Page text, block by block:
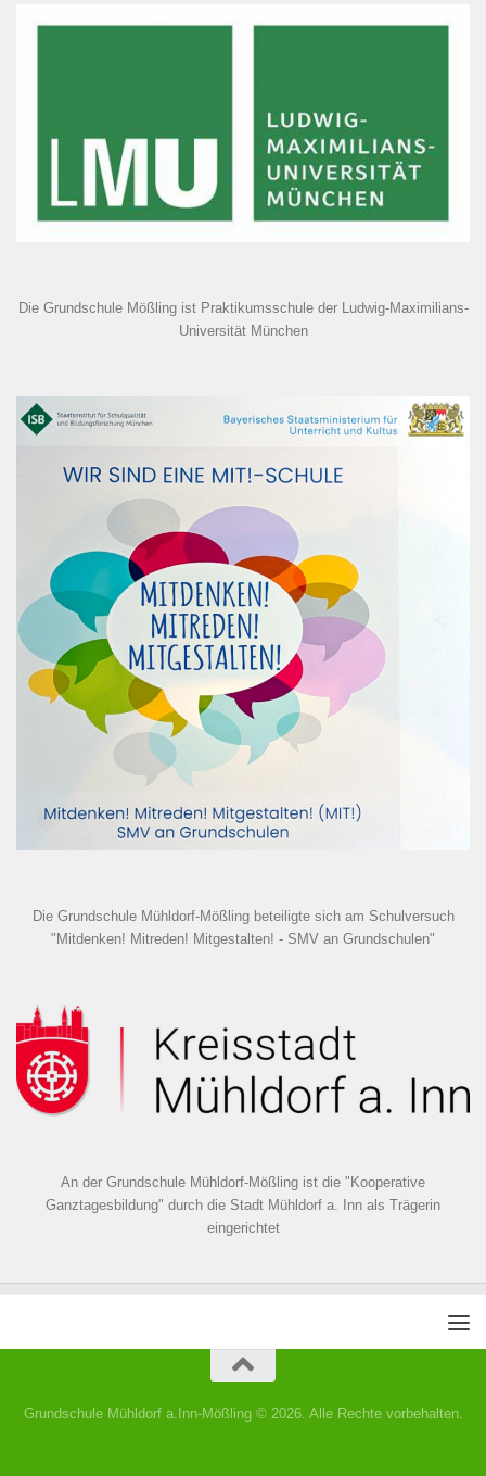
Die Grundschule Mößling ist Praktikumsschule der Ludwig-Maximilians-
Universität München
Die Grundschule Mühldorf-Mößling beteiligte sich am Schulversuch
"Mitdenken! Mitreden! Mitgestalten! - SMV an Grundschulen"
An der Grundschule Mühldorf-Mößling ist die "Kooperative
Ganztagesbildung" durch die Stadt Mühldorf a. Inn als Trägerin
eingerichtet
Grundschule Mühldorf a.Inn-Mößling © 2026. Alle Rechte vorbehalten.